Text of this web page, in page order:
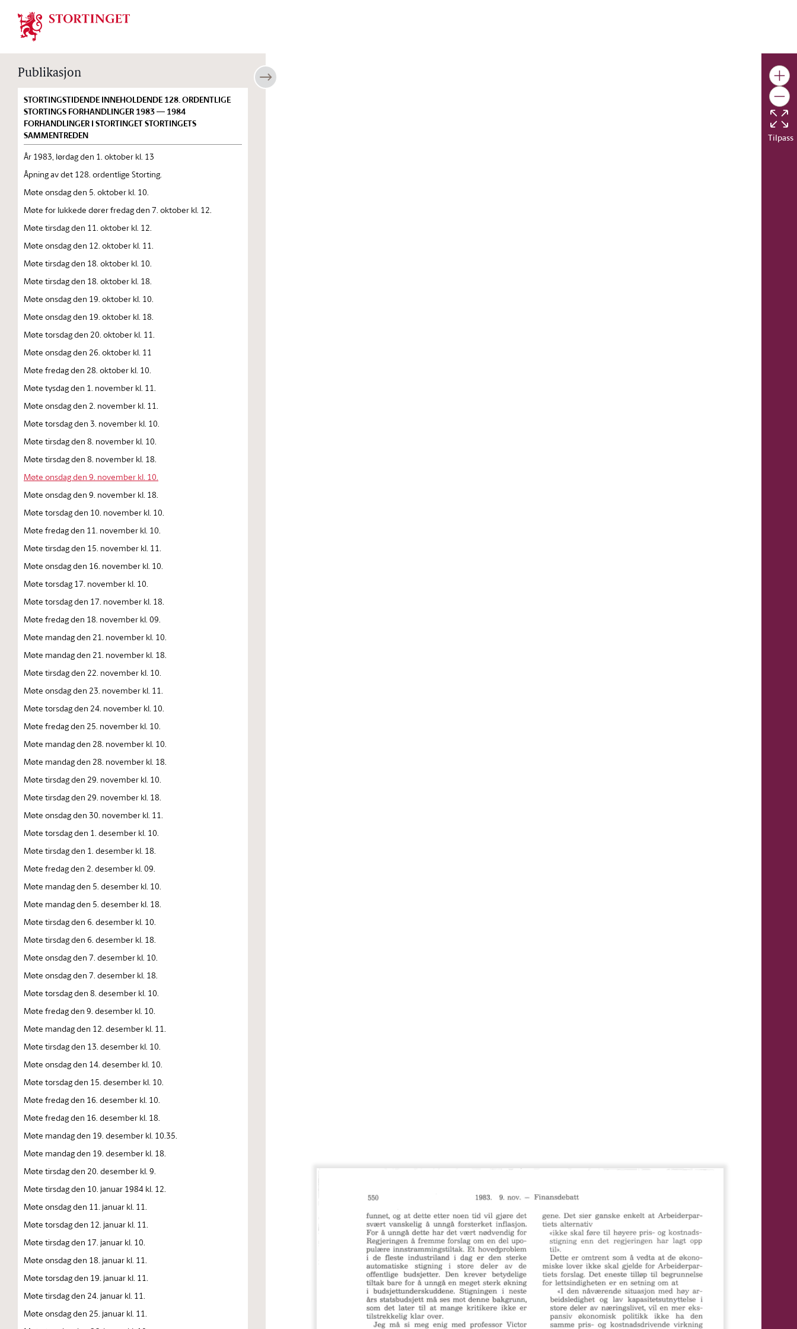
Stortinget.no
Publikasjon
STORTINGSTIDENDE INNEHOLDENDE 128. ORDENTLIGE
STORTINGS FORHANDLINGER 1983 — 1984
FORHANDLINGER I STORTINGET STORTINGETS
SAMMENTREDEN
År 1983, lørdag den 1. oktober kl. 13
Åpning av det 128. ordentlige Storting.
Møte onsdag den 5. oktober kl. 10.
Møte for lukkede dører fredag den 7. oktober kl. 12.
Møte tirsdag den 11. oktober kl. 12.
Møte onsdag den 12. oktober kl. 11.
Møte tirsdag den 18. oktober kl. 10.
Møte tirsdag den 18. oktober kl. 18.
Møte onsdag den 19. oktober kl. 10.
Møte onsdag den 19. oktober kl. 18.
Møte torsdag den 20. oktober kl. 11.
Møte onsdag den 26. oktober kl. 11
Møte fredag den 28. oktober kl. 10.
Møte tysdag den 1. november kl. 11.
Møte onsdag den 2. november kl. 11.
Møte torsdag den 3. november kl. 10.
Møte tirsdag den 8. november kl. 10.
Møte tirsdag den 8. november kl. 18.
Møte onsdag den 9. november kl. 10.
Møte onsdag den 9. november kl. 18.
Møte torsdag den 10. november kl. 10.
Møte fredag den 11. november kl. 10.
Møte tirsdag den 15. november kl. 11.
Møte onsdag den 16. november kl. 10.
Møte torsdag 17. november kl. 10.
Møte torsdag den 17. november kl. 18.
Møte fredag den 18. november kl. 09.
Møte mandag den 21. november kl. 10.
Møte mandag den 21. november kl. 18.
Møte tirsdag den 22. november kl. 10.
Møte onsdag den 23. november kl. 11.
Møte torsdag den 24. november kl. 10.
Møte fredag den 25. november kl. 10.
Møte mandag den 28. november kl. 10.
Møte mandag den 28. november kl. 18.
Møte tirsdag den 29. november kl. 10.
Møte tirsdag den 29. november kl. 18.
Møte onsdag den 30. november kl. 11.
Møte torsdag den 1. desember kl. 10.
Møte tirsdag den 1. desember kl. 18.
Møte fredag den 2. desember kl. 09.
Møte mandag den 5. desember kl. 10.
Møte mandag den 5. desember kl. 18.
Møte tirsdag den 6. desember kl. 10.
Møte tirsdag den 6. desember kl. 18.
Møte onsdag den 7. desember kl. 10.
Møte onsdag den 7. desember kl. 18.
Møte torsdag den 8. desember kl. 10.
Møte fredag den 9. desember kl. 10.
Møte mandag den 12. desember kl. 11.
Møte tirsdag den 13. desember kl. 10.
Møte onsdag den 14. desember kl. 10.
Møte torsdag den 15. desember kl. 10.
Møte fredag den 16. desember kl. 10.
Møte fredag den 16. desember kl. 18.
Møte mandag den 19. desember kl. 10.35.
Møte mandag den 19. desember kl. 18.
Møte tirsdag den 20. desember kl. 9.
Møte tirsdag den 10. januar 1984 kl. 12.
Møte onsdag den 11. januar kl. 11.
Møte torsdag den 12. januar kl. 11.
Møte tirsdag den 17. januar kl. 10.
Møte onsdag den 18. januar kl. 11.
Møte torsdag den 19. januar kl. 11.
Møte tirsdag den 24. januar kl. 11.
Møte onsdag den 25. januar kl. 11.